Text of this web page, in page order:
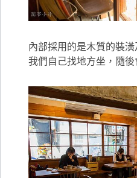
內部採用的是木質的裝
我們自己找地方坐，隨後